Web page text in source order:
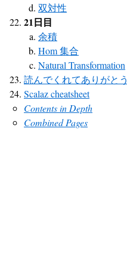
双対性
21日目
余積
Hom 集合
Natural Transformation
読んでくれてありがとう
Scalaz cheatsheet
Contents in Depth
Combined Pages